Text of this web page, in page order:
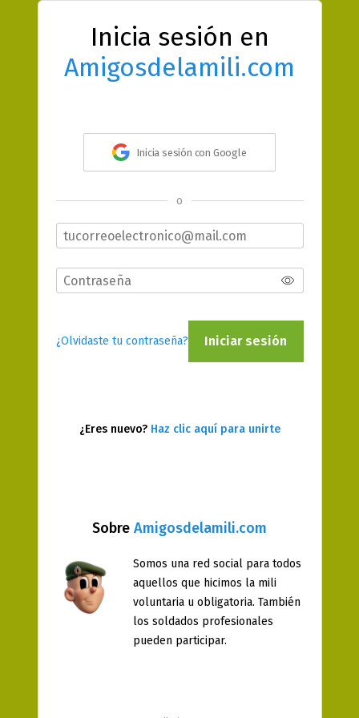
Sobre Amigosdelamili.com
Somos una red social para todos
aquellos que hicimos la mili
voluntaria u obligatoria. También
los soldados profesionales
pueden participar.
Inicia sesión en
Amigosdelamili.com
Inicia sesión con Google
o
¿Olvidaste tu contraseña? Iniciar sesión
¿Eres nuevo? Haz clic aquí para unirte